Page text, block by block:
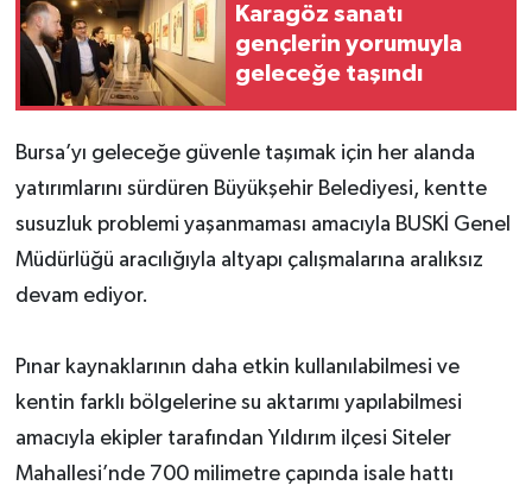
Karagöz sanatı
gençlerin yorumuyla
geleceğe taşındı
Bursa’yı geleceğe güvenle taşımak için her alanda
yatırımlarını sürdüren Büyükşehir Belediyesi, kentte
susuzluk problemi yaşanmaması amacıyla BUSKİ Genel
Müdürlüğü aracılığıyla altyapı çalışmalarına aralıksız
devam ediyor.
Pınar kaynaklarının daha etkin kullanılabilmesi ve
kentin farklı bölgelerine su aktarımı yapılabilmesi
amacıyla ekipler tarafından Yıldırım ilçesi Siteler
Mahallesi’nde 700 milimetre çapında isale hattı